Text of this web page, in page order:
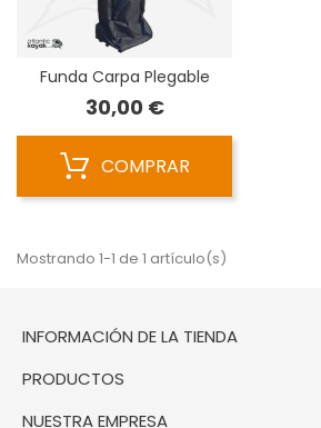
Funda Carpa Plegable
30,00 €Precio
COMPRAR
Mostrando 1-1 de 1 artículo(s)
INFORMACIÓN DE LA TIENDA
PRODUCTOS
NUESTRA EMPRESA